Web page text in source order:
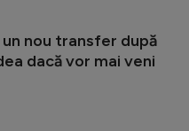
nou transfer după
dacă vor mai veni